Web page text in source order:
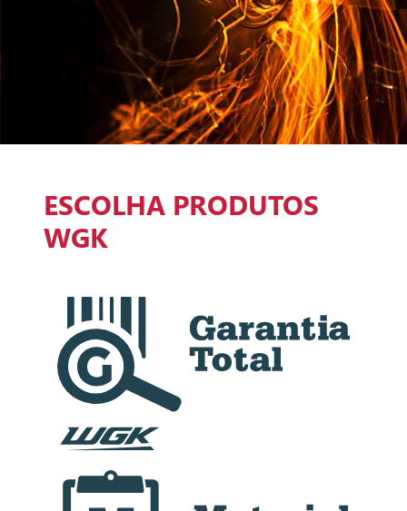
ESCOLHA PRODUTOS
WGK